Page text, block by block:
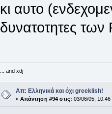
κι αυτο
δυνατοτητες των
... and xdj
Απ: Ελληνικά και όχι greeklish!
« Απάντηση #94 στις: 03/06/05, 10:46